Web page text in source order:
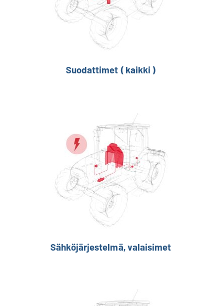
Suodattimet ( kaikki )
Sähköjärjestelmä, valaisimet